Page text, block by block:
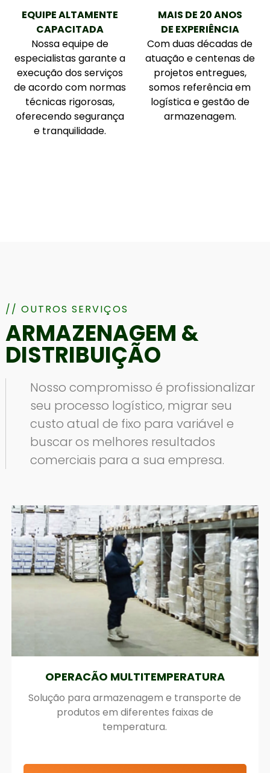
EQUIPE ALTAMENTE
CAPACITADA
Nossa equipe de
especialistas garante a
execução dos serviços
de acordo com normas
técnicas rigorosas,
oferecendo segurança
e tranquilidade.
MAIS DE 20 ANOS
DE EXPERIÊNCIA
Com duas décadas de
atuação e centenas de
projetos entregues,
somos referência em
logística e gestão de
armazenagem.
// OUTROS SERVIÇOS
ARMAZENAGEM &
DISTRIBUIÇÃO
Nosso compromisso é profissionalizar
seu processo logístico, migrar seu
custo atual de fixo para variável e
buscar os melhores resultados
comerciais para a sua empresa.
CROSS-DOCKING
Soluções estratégicas de logística para
otimizando o fluxo e reduzir o tempo de
armazenamento.